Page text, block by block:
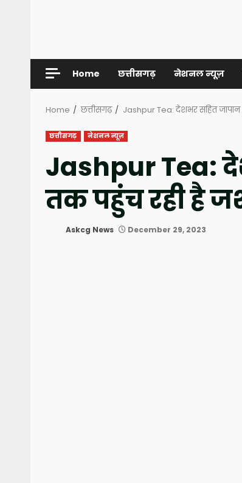
Home छत्तीसगढ़ नेशनल न्यूज़
Home छत्तीसगढ़ Jashpur Tea: देशभर सहित
छत्तीसगढ़ नेशनल न्यूज़
Jashpur Tea:
तक पहुंच रही है
Askcg News December 29, 2023